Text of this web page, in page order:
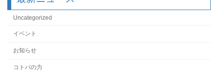
Uncategorized
イベント
お知らせ
コトバの力